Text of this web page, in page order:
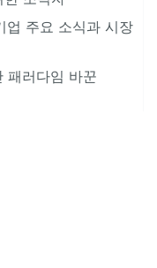
주요 소식과 시장
패러다임 바꾼